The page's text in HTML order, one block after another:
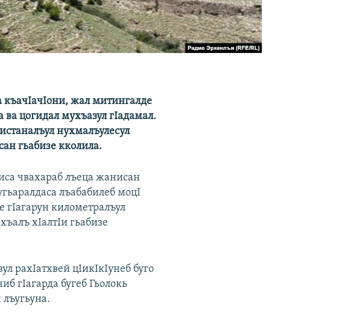
къачIачIони, жал митингалде
цогидал мухъазул гIадамал.
нухмалъулесул
гьабизе кколила.
чвахараб лъеца жанисан
лъабабилеб моцI
километралъул
хIалтIи гьабизе
рахIатхвей цIикIкIунеб буго
гIагарда бугеб Гьолокь